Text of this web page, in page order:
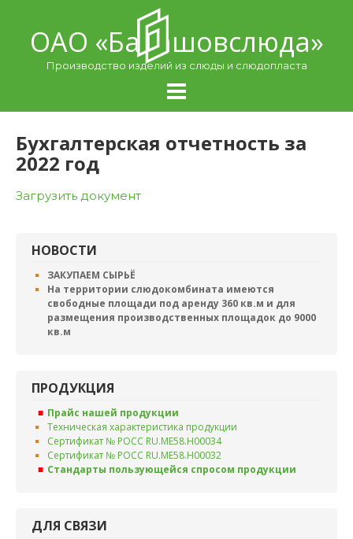
contentОАО «Балашовcлюда»
Производство изделий из слюды и слюдопласта
Бухгалтерская отчетность за
2022 год
Загрузить документ
НОВОСТИ
ЗАКУПАЕМ СЫРЬЁ
На территории слюдокомбината имеются
свободные площади под аренду 360 кв.м и для
размещения производственных площадок до 9000
кв.м
ПРОДУКЦИЯ
Прайс нашей продукции
Техническая характеристика продукции
Сертификат № РОСС RU.ME58.H00034
Сертификат № РОСС RU.ME58.H00032
Стандарты пользующейся спросом продукции
ДЛЯ СВЯЗИ